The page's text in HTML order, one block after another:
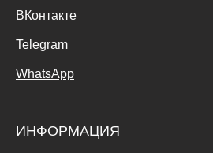
ВКонтакте
Telegram
WhatsApp
ИНФОРМАЦИЯ